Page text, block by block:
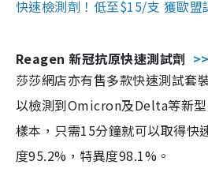
快速檢測劑！低至$15/支 獲歐盟
Reagen 新冠抗原快速測試劑
莎莎網店亦有售多款快速測試套
以檢測到Omicron及Delta等新
樣本，只需15分鐘就可以取得快
度95.2%，特異度98.1%。